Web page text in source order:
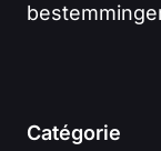
Catégorie